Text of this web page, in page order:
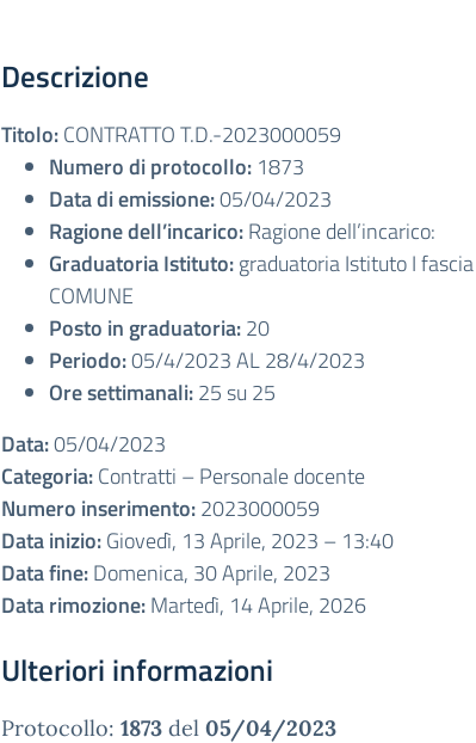
Descrizione
Titolo:CONTRATTO T.D.-2023000059
Numero di protocollo: 1873
Data di emissione:05/04/2023
Ragione dell’incarico:Ragione dell’incarico:
Graduatoria Istituto:graduatoria Istituto I
COMUNE
Posto in graduatoria:20
Periodo:05/4/2023 AL 28/4/2023
Ore settimanali:25 su 25
Data:05/04/2023
Categoria:Contratti – Personale docente
Numero inserimento:2023000059
Data inizio:Giovedì, 13 Aprile, 2023 – 13:40
Data fine:Domenica, 30 Aprile, 2023
Data rimozione:Martedì, 14 Aprile, 2026
Ulteriori informazioni
Protocollo: 1873 del 05/04/2023